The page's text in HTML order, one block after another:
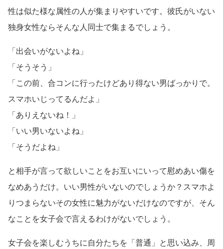
性は似た様な属性の人が集まりやすいです。彼氏がいない
独身女性ならそんな人同士で集まるでしょう。
「出会いがないよね」
「そうそう」
「この前、合コンに行ったけどあり得ない男ばっかりで。
スマホいじってるんだよ」
「ありえないね！」
「いい男いないよね」
「そうだよね」
と相手が言って欲しいことをお互いにいって慰めあい傷を
なめあうだけ。いい男性がいないのでしょうか？スマホよ
りつまらないその女性に魅力がないだけなのですが、そん
なことを女子会で言えるわけがないでしょう。
女子会を楽しむうちに自分たちを「普通」と思い込み、周